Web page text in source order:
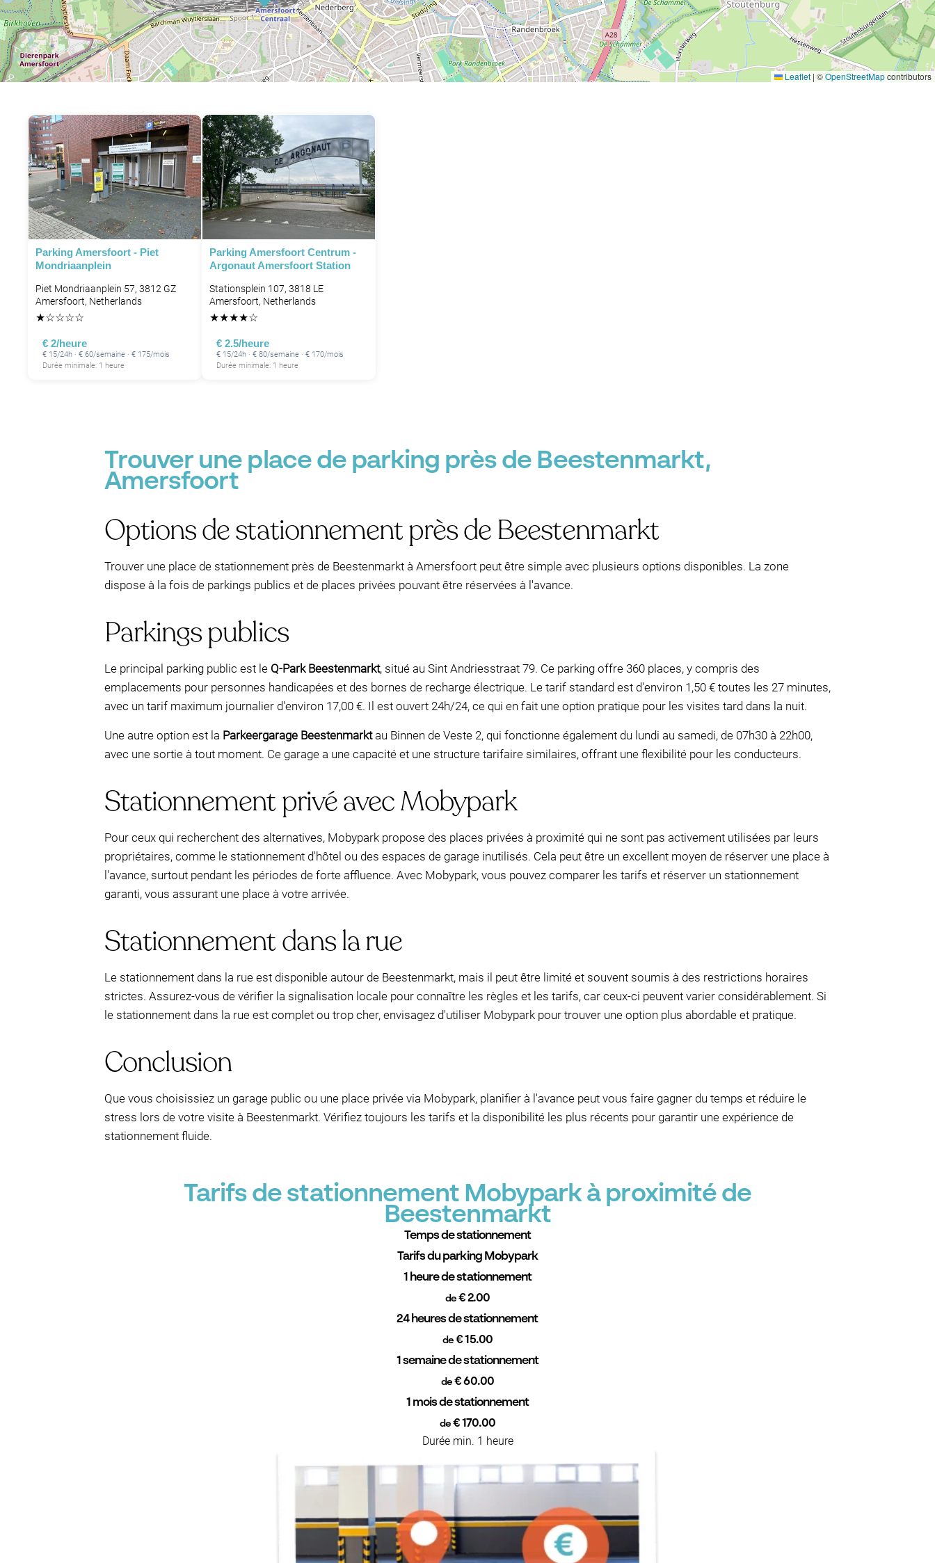
Leaflet | ©OpenStreetMapcontributors
Parking Amersfoort - Piet
Mondriaanplein
Piet Mondriaanplein 57, 3812 GZ
Amersfoort, Netherlands
★☆☆☆☆
€ 2/heure
€ 15/24h · € 60/semaine · € 175/mois
Durée minimale: 1 heure
Parking Amersfoort Centrum -
Argonaut Amersfoort Station
Stationsplein 107, 3818 LE
Amersfoort, Netherlands
★★★★☆
€ 2.5/heure
€ 15/24h · € 80/semaine · € 170/mois
Durée minimale: 1 heure
Trouver une place de parking près de Beestenmarkt,
Amersfoort
Options de stationnement près de Beestenmarkt
Trouver une place de stationnement près de Beestenmarkt à Amersfoort peut être simple avec plusieurs options disponibles. La zone
dispose à la fois de parkings publics et de places privées pouvant être réservées à l'avance.
Parkings publics
Le principal parking public est le Q-Park Beestenmarkt, situé au Sint Andriesstraat 79. Ce parking offre 360 places, y compris des
emplacements pour personnes handicapées et des bornes de recharge électrique. Le tarif standard est d'environ 1,50 € toutes les 27 minutes,
avec un tarif maximum journalier d'environ 17,00 €. Il est ouvert 24h/24, ce qui en fait une option pratique pour les visites tard dans la nuit.
Une autre option est la Parkeergarage Beestenmarktau Binnen de Veste 2, qui fonctionne également du lundi au samedi, de 07h30 à 22h00,
avec une sortie à tout moment. Ce garage a une capacité et une structure tarifaire similaires, offrant une flexibilité pour les conducteurs.
Stationnement privé avec Mobypark
Pour ceux qui recherchent des alternatives, Mobypark propose des places privées à proximité qui ne sont pas activement utilisées par leurs
propriétaires, comme le stationnement d'hôtel ou des espaces de garage inutilisés. Cela peut être un excellent moyen de réserver une place à
l'avance, surtout pendant les périodes de forte affluence. Avec Mobypark, vous pouvez comparer les tarifs et réserver un stationnement
garanti, vous assurant une place à votre arrivée.
Stationnement dans la rue
Le stationnement dans la rue est disponible autour de Beestenmarkt, mais il peut être limité et souvent soumis à des restrictions horaires
strictes. Assurez-vous de vérifier la signalisation locale pour connaître les règles et les tarifs, car ceux-ci peuvent varier considérablement. Si
le stationnement dans la rue est complet ou trop cher, envisagez d'utiliser Mobypark pour trouver une option plus abordable et pratique.
Conclusion
Que vous choisissiez un garage public ou une place privée via Mobypark, planifier à l'avance peut vous faire gagner du temps et réduire le
stress lors de votre visite à Beestenmarkt. Vérifiez toujours les tarifs et la disponibilité les plus récents pour garantir une expérience de
stationnement fluide.
Tarifs de stationnement Mobypark à proximité de
Beestenmarkt
Temps de stationnement
Tarifs du parking Mobypark
1 heure de stationnement
de€ 2.00
24 heures de stationnement
de € 15.00
1 semaine de stationnement
de € 60.00
1 mois de stationnement
de€ 170.00
Durée min. 1 heure